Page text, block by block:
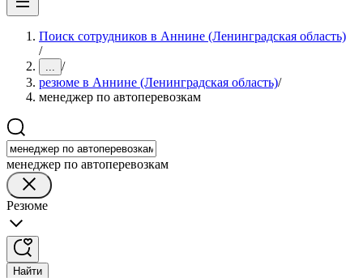
Поиск сотрудников в Аннине (Ленинградская область)
/
... /
резюме в Аннине (Ленинградская область)/
менеджер по автоперевозкам
менеджер по автоперевозкам
Резюме
Найти